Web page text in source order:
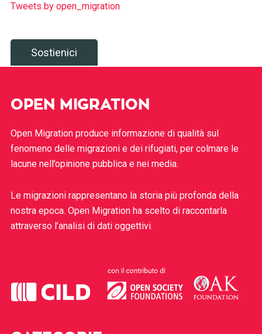
Tweets by open_migration
Sostienici
OPEN MIGRATION
Open Migration produce informazione di qualità sul
fenomeno delle migrazioni e dei rifugiati, per colmare le
lacune nell’opinione pubblica e nei media.
Le migrazioni rappresentano la storia più profonda della
nostra epoca. Open Migration ha scelto di raccontarla
attraverso l’analisi di dati oggettivi.